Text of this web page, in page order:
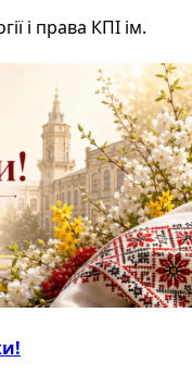
і права КПІ ім.